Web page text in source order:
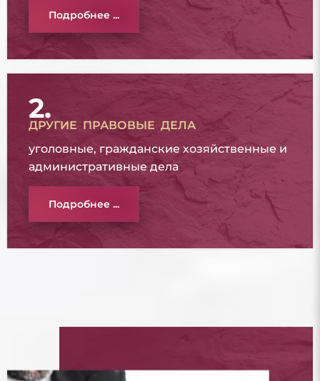
Подробнее ...
2.
ДРУГИЕ ПРАВОВЫЕ ДЕЛА
уголовные, гражданские хозяйственные и
административные дела
Подробнее ...